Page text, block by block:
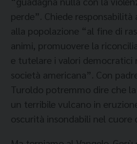
perde”. Chiede
alla popolazione “al fine di
animi, promuovere la
e tutelare i valori democratici
società americana”. Con
Turoldo potremmo dire che
un terribile vulcano in
oscurità insondabili nel cuore